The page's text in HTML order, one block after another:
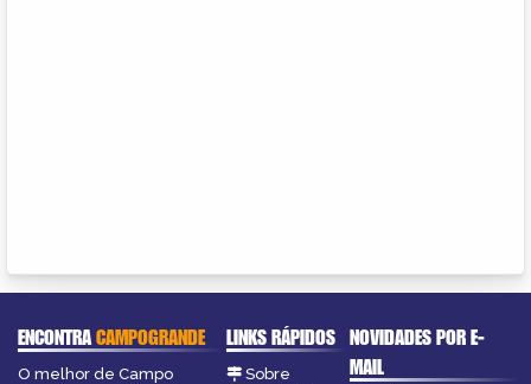
ENCONTRACAMPOGRANDE
O melhor de Campo
LINKS RÁPIDOS
Sobre
NOVIDADES POR E-
MAIL